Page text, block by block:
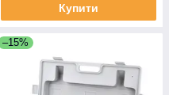
Купити
–15%